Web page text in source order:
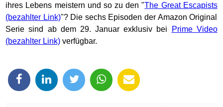
ihres Lebens meistern und so zu den "The Great Escapists
"? Die sechs Episoden der Amazon Original
Serie sind ab dem 29. Januar exklusiv bei
Prime Video
verfügbar.